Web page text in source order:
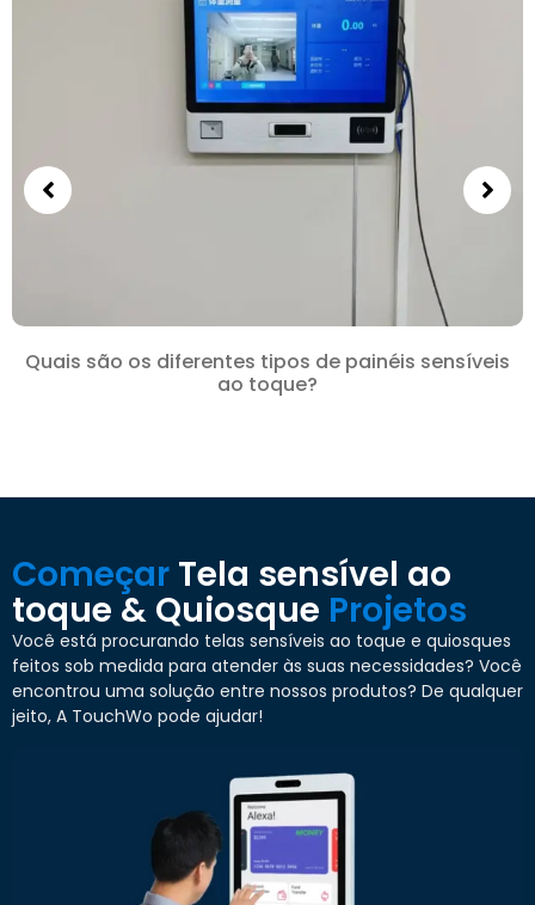
Quais são os diferentes tipos de painéis sensíveis
ao toque?
Começar Tela sensível ao
toque & Quiosque Projetos
Você está procurando telas sensíveis ao toque e quiosques
feitos sob medida para atender às suas necessidades? Você
encontrou uma solução entre nossos produtos? De qualquer
jeito, A TouchWo pode ajudar!